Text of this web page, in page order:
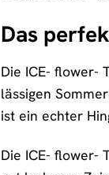
Das
Die ICE- flower-
lässigen
ist ein echter
Die ICE- flower-